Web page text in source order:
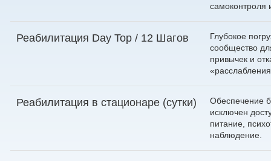
самоконтроля
Реабилитация Day Top / 12 Шагов
Глубокое
сообщество
привычек и
Реабилитация в стационаре (сутки)
Обеспечение
исключен
питание,
наблюдение.